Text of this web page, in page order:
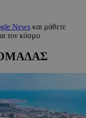
News και μάθετε
τον κόσμο